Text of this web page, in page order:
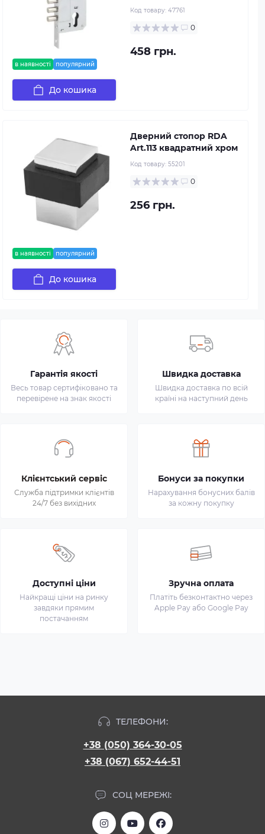
в наявності популярний
Код товару: 47761
0
458 грн.
До кошика
в наявності популярний
Дверний стопор RDA
Art.113 квадратний хром
Код товару: 55201
0
256 грн.
До кошика
Гарантія якості
Весь товар сертифіковано та
перевірене на знак якості
Швидка доставка
Швидка доставка по всій
країні на наступний день
Клієнтський сервіс
Служба підтримки клієнтів
24/7 без вихідних
Бонуси за покупки
Нарахування бонусних балів
за кожну покупку
Доступні ціни
Найкращі ціни на ринку
завдяки прямим
постачанням
Зручна оплата
Платіть безконтактно через
Apple Pay або Google Pay
ТЕЛЕФОНИ:
+38 (050) 364-30-05
+38 (067) 652-44-51
СОЦ МЕРЕЖІ: